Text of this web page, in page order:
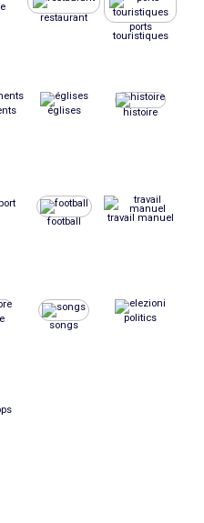
restaurant
ports
touristiques
églises histoire
football
travail manuel
songs
politics